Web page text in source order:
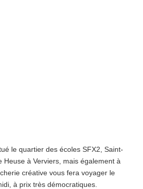
le quartier des écoles SFX2, Saint-
Heuse à Verviers, mais également à
créative vous fera voyager le
à prix très démocratiques.